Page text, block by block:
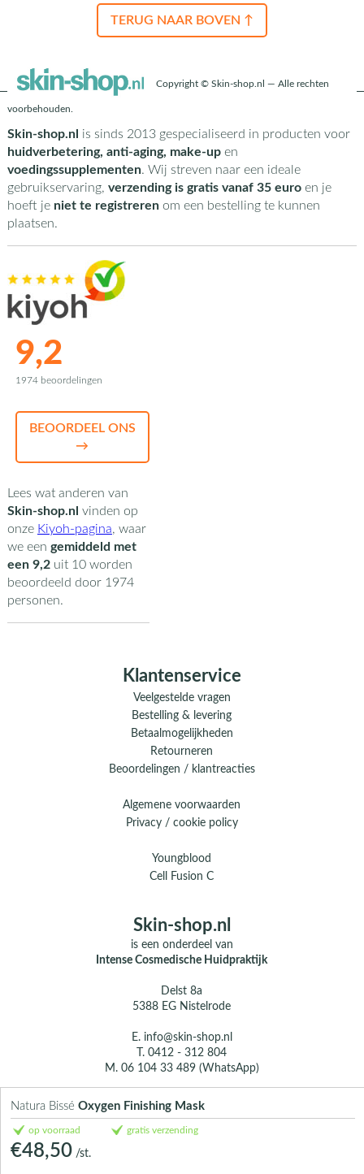
Natura Bissé Oxygen Finishing Mask
op voorraad gratis verzending
€48,50 /st.
TERUG NAAR BOVEN ↑
Copyright © Skin-shop.nl — Alle rechten
voorbehouden.
Skin-shop.nl is sinds 2013 gespecialiseerd in producten voor
huidverbetering, anti-aging, make-upen
voedingssupplementen. Wij streven naar een ideale
gebruikservaring, verzending is gratis vanaf 35 euroen je
hoeft je niet te registrerenom een bestelling te kunnen
plaatsen.
9,2
1974 beoordelingen
BEOORDEEL ONS
→
Lees wat anderen van
Skin-shop.nl vinden op
onze Kiyoh-pagina, waar
we een gemiddeld met
een 9,2uit 10worden
beoordeeld door 1974
personen.
Klantenservice
Veelgestelde vragen
Bestelling & levering
Betaalmogelijkheden
Retourneren
Beoordelingen / klantreacties
Algemene voorwaarden
Privacy / cookie policy
Youngblood
Cell Fusion C
Skin-shop.nl
is een onderdeel van
Intense Cosmedische Huidpraktijk
Delst 8a
5388 EG Nistelrode
E. info@skin-shop.nl
T.0412 - 312 804
M. 06 104 33 489 (WhatsApp)
Over ons
Contact